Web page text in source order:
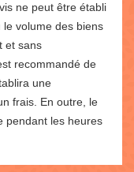
ne peut être établi
volume des biens
et sans
recommandé de
une
frais. En outre, le
pendant les heures